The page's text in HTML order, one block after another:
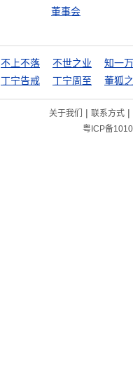
董事会
不上不落 不世之业
知一
丁宁告戒 丁宁周至 董狐
关于我们 | 联系方式|
粤ICP备